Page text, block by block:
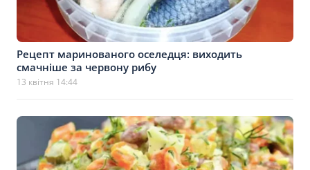
Рецепт маринованого оселедця: виходить
смачніше за червону рибу
13 квітня 14:44